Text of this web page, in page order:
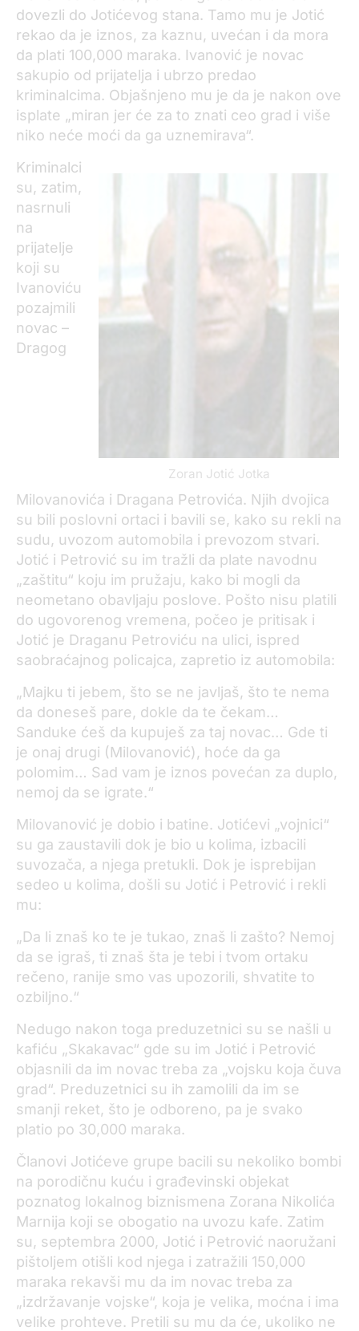
dovezli do Jotićevog stana. Tamo mu je Jotić
rekao da je iznos, za kaznu, uvećan i da mora
da plati 100,000 maraka. Ivanović je novac
sakupio od prijatelja i ubrzo predao
kriminalcima. Objašnjeno mu je da je nakon ove
isplate „miran jer će za to znati ceo grad i više
niko neće moći da ga uznemirava“.
Zoran Jotić Jotka
Kriminalci
su, zatim,
nasrnuli
na
prijatelje
koji su
Ivanoviću
pozajmili
novac –
Dragog
Milovanovića i Dragana Petrovića. Njih dvojica
su bili poslovni ortaci i bavili se, kako su rekli na
sudu, uvozom automobila i prevozom stvari.
Jotić i Petrović su im tražli da plate navodnu
„zaštitu“ koju im pružaju, kako bi mogli da
neometano obavljaju poslove. Pošto nisu platili
do ugovorenog vremena, počeo je pritisak i
Jotić je Draganu Petroviću na ulici, ispred
saobraćajnog policajca, zapretio iz automobila:
„Majku ti jebem, što se ne javljaš, što te nema
da doneseš pare, dokle da te čekam…
Sanduke ćeš da kupuješ za taj novac… Gde ti
je onaj drugi (Milovanović), hoće da ga
polomim… Sad vam je iznos povećan za duplo,
nemoj da se igrate.“
Milovanović je dobio i batine. Jotićevi „vojnici“
su ga zaustavili dok je bio u kolima, izbacili
suvozača, a njega pretukli. Dok je isprebijan
sedeo u kolima, došli su Jotić i Petrović i rekli
mu:
„Da li znaš ko te je tukao, znaš li zašto? Nemoj
da se igraš, ti znaš šta je tebi i tvom ortaku
rečeno, ranije smo vas upozorili, shvatite to
ozbiljno.“
Nedugo nakon toga preduzetnici su se našli u
kafiću „Skakavac“ gde su im Jotić i Petrović
objasnili da im novac treba za „vojsku koja čuva
grad“. Preduzetnici su ih zamolili da im se
smanji reket, što je odboreno, pa je svako
platio po 30,000 maraka.
Članovi Jotićeve grupe bacili su nekoliko bombi
na porodičnu kuću i građevinski objekat
poznatog lokalnog biznismena Zorana Nikolića
Marnija koji se obogatio na uvozu kafe. Zatim
su, septembra 2000, Jotić i Petrović naoružani
pištoljem otišli kod njega i zatražili 150,000
maraka rekavši mu da im novac treba za
„izdržavanje vojske“, koja je velika, moćna i ima
velike prohteve. Pretili su mu da će, ukoliko ne